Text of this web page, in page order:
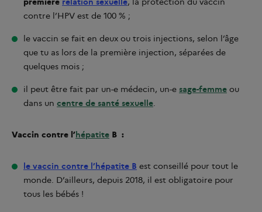
contre l’HPV est de 100 % ;
le vaccin se fait en deux ou trois injections, selon l’âge
que tu as lors de la première injection, séparées de
quelques mois ;
il peut être fait par un-e médecin, un-e sage-femme ou
dans un centre de santé sexuelle.
Vaccin contre l’hépatite B :
le vaccin contre l’hépatite B est conseillé pour tout le
monde. D’ailleurs, depuis 2018, il est obligatoire pour
tous les bébés !